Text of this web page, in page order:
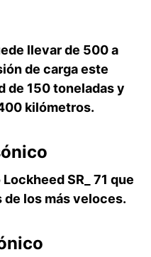
llevar de 500 a
de carga este
de 150 toneladas y
kilómetros.
SR_ 71 que
los más veloces.